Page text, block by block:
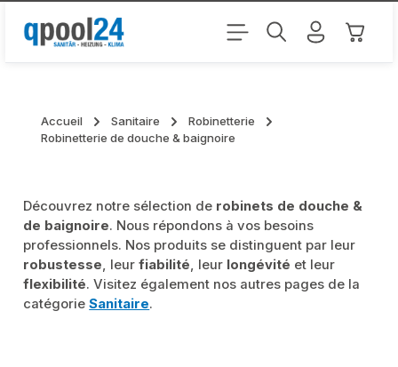
Passer au contenu principal Le
Accueil Sanitaire
Robinetterie
Robinetterie de douche & baignoire
Découvrez notre sélection de robinets de douche &
de baignoire. Nous répondons à vos besoins
professionnels. Nos produits se distinguent par leur
robustesse, leurfiabilité, leur longévité et leur
flexibilité. Visitez également nos autres pages de la
catégorieSanitaire.